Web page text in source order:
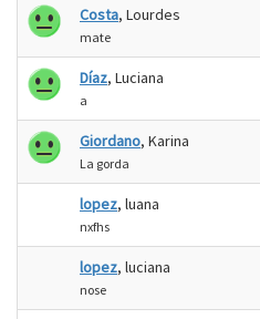
Costa, Lourdes
mate
Díaz, Luciana
a
Giordano, Karina
La gorda
lopez, luana
nxfhs
lopez, luciana
nose